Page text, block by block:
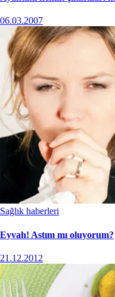
06.03.2007
Sağlık haberleri
Eyvah! Astım mı oluyorum?
21.12.2012